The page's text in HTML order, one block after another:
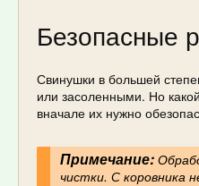
Безопасные
Свинушки в большей
или засоленными. Но
вначале их нужно
Примечание:
чистки. С коровника